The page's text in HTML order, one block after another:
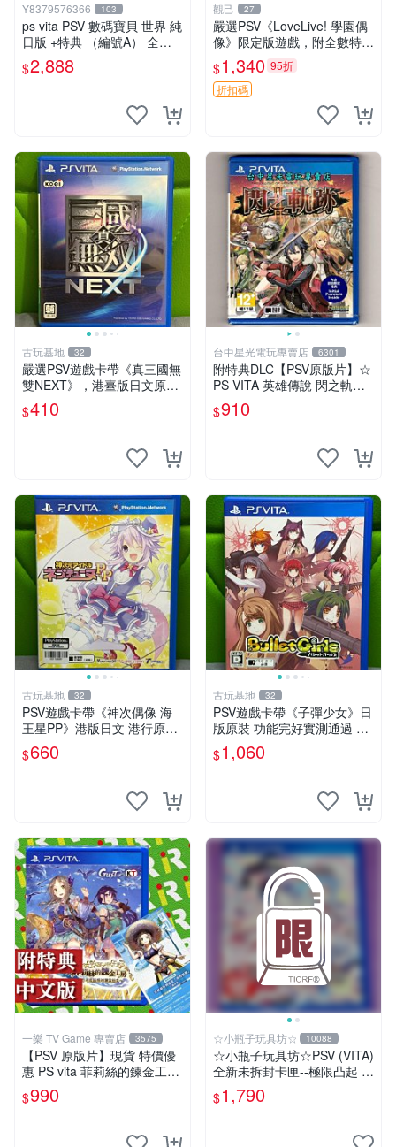
Y8379576366 103
ps vita PSV 數碼寶貝 世界 純
日版 +特典 （編號A） 全新
未拆
$2,888
觀己 27
嚴選PSV《LoveLive! 學園偶
像》限定版遊戲，附全數特典
收藏必備 School Idol Paradis
e Vol.1 特典 PSV 游樂機
$1,340 95折
折扣碼
古玩基地 32
嚴選PSV遊戲卡帶《真三國無
雙NEXT》，港臺版日文原
裝，實測無卡損可順利遊玩。
包裝略舊，如圖所示實物呈
$410
台中星光電玩專賣店 6301
附特典DLC【PSV原版片】☆
PS VITA 英雄傳說 閃之軌跡2
☆中文版全新品【台中星光電
玩】
$910
古玩基地 32
PSV遊戲卡帶《神次偶像 海
王星PP》港版日文 港行原裝
正規運作 成色如圖 確認再拍
神次偶像 PSV 港版 日文 港行
$660
古玩基地 32
PSV遊戲卡帶《子彈少女》日
版原裝 功能完好實測通過 正
品保證 成色如圖請君自定 子
彈少女 PSV 日版 游戲卡帶 新
$1,060
一樂 TV Game 專賣店 3575
【PSV 原版片】現貨 特價優
惠 PS vita 菲莉絲的鍊金工房
不可思議之旅的鍊金術士 中
文版 含特典【一樂電玩】
$990
☆小瓶子玩具坊☆ 10088
☆小瓶子玩具坊☆PSV (VITA)
全新未拆封卡匣--極限凸起 萌
萌水晶 (日版)
$1,790